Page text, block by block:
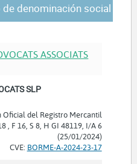
de denominación social
ASSOCIATS
SLP
Oficial del Registro Mercantil
, F 16, S 8, H GI 48119, I/A 6
(25/01/2024)
CVE: BORME-A-2024-23-17